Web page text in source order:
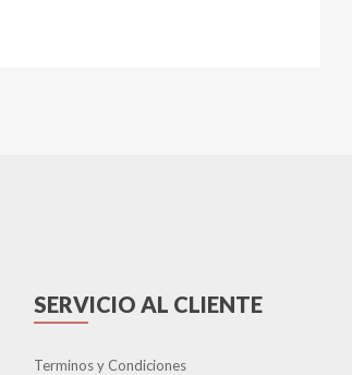
SERVICIO AL CLIENTE
Terminos y Condiciones